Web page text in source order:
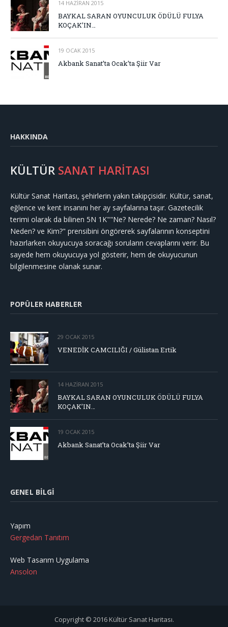
14 HAZIRAN 2015
BAYKAL SARAN OYUNCULUK ÖDÜLÜ FULYA
KOÇAK’IN…
19 OCAK 2015
Akbank Sanat’ta Ocak’ta Şiir Var
HAKKINDA
KÜLTÜR SANAT HARİTASI
Kültür Sanat Haritası, şehirlerin yakın takipçisidir. Kültür, sanat,
eğlence ve kent insanını her ay sayfalarına taşır. Gazetecilik
terimi olarak da bilinen 5N 1K""Ne? Nerede? Ne zaman? Nasıl?
Neden? ve Kim?" prensibini öngörerek sayfalarının konseptini
hazırlarken okuyucuya soracağı soruların cevaplarını verir. Bu
sayede hem okuyucuya yol gösterir, hem de okuyucunun
bilgilenmesine olanak sunar.
POPÜLER HABERLER
29 OCAK 2015
VENEDİK CAMCILIĞI / Gülistan Ertik
14 HAZIRAN 2015
BAYKAL SARAN OYUNCULUK ÖDÜLÜ FULYA
KOÇAK’IN…
19 OCAK 2015
Akbank Sanat’ta Ocak’ta Şiir Var
GENEL BILGI
Yapım
Gergedan Tanıtım
Web Tasarım Uygulama
Ansolon
Copyright © 2016 Kültür Sanat Haritası.